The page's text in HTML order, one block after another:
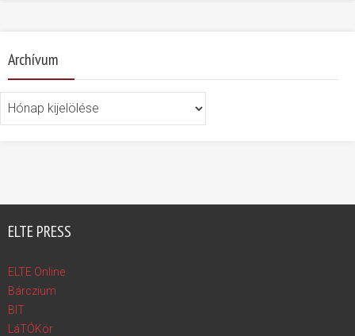
Archívum
Archívum
ELTE PRESS
ELTE Online
Bárczium
BIT
LáTÓKör